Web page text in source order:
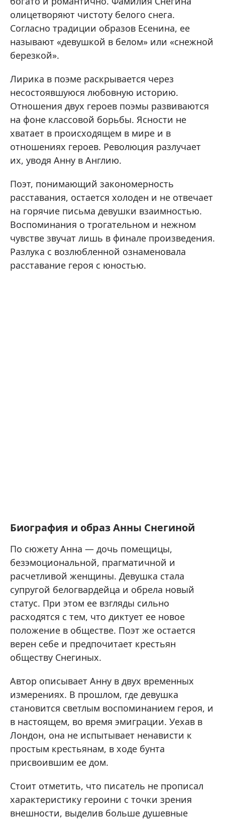
олицетворяют чистоту белого снега.
Согласно традиции образов Есенина, ее
называют «девушкой в белом» или «снежной
березкой».
Лирика в поэме раскрывается через
несостоявшуюся любовную историю.
Отношения двух героев поэмы развиваются
на фоне классовой борьбы. Ясности не
хватает в происходящем в мире и в
отношениях героев. Революция разлучает
их, уводя Анну в Англию.
Поэт, понимающий закономерность
расставания, остается холоден и не отвечает
на горячие письма девушки взаимностью.
Воспоминания о трогательном и нежном
чувстве звучат лишь в финале произведения.
Разлука с возлюбленной ознаменовала
расставание героя с юностью.
Биография и образ Анны Снегиной
По сюжету Анна — дочь помещицы,
безэмоциональной, прагматичной и
расчетливой женщины. Девушка стала
супругой белогвардейца и обрела новый
статус. При этом ее взгляды сильно
расходятся с тем, что диктует ее новое
положение в обществе. Поэт же остается
верен себе и предпочитает крестьян
обществу Снегиных.
Автор описывает Анну в двух временных
измерениях. В прошлом, где девушка
становится светлым воспоминанием героя, и
в настоящем, во время эмиграции. Уехав в
Лондон, она не испытывает ненависти к
простым крестьянам, в ходе бунта
присвоившим ее дом.
Стоит отметить, что писатель не прописал
характеристику героини с точки зрения
внешности, выделив больше душевные